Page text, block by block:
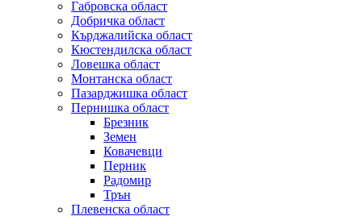
Габровска област
Добричка област
Кърджалийска област
Кюстендилска област
Ловешка област
Монтанска област
Пазарджишка област
Пернишка област
Брезник
Земен
Ковачевци
Перник
Радомир
Трън
Плевенска област